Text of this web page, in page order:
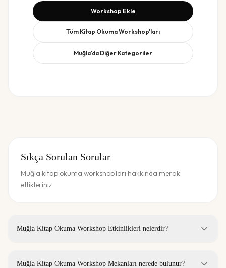
Workshop Ekle
Tüm Kitap OkumaWorkshop'ları
Muğla'da Diğer Kategoriler
Sıkça Sorulan Sorular
Muğla kitap okuma workshop'ları hakkında merak
ettikleriniz
Muğla Kitap Okuma Workshop Etkinlikleri nelerdir?
Muğla Kitap Okuma Workshop Mekanları nerede bulunur?